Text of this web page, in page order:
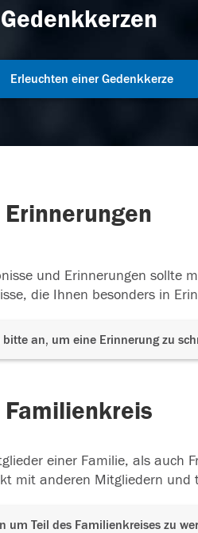
Gedenkkerzen
Erleuchten einer Gedenkkerze
Erinnerungen
und Erinnerungen sollte
die Ihnen besonders in
bitte an, um eine Erinnerung zu
Familienkreis
einer Familie, als auch
mit anderen Mitgliedern
um Teil des Familienkreises zu